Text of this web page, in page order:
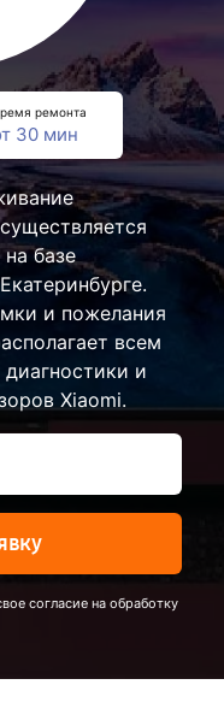
ремонта
30 мин
базе
и пожелания
всем
и
Xiaomi.
согласие на обработку